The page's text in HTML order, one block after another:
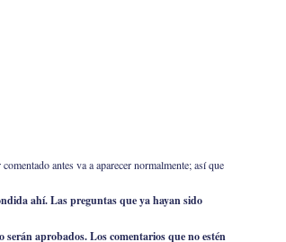
antes va a aparecer normalmente; así que
ahí. Las preguntas que ya hayan sido
serán aprobados. Los comentarios que no estén